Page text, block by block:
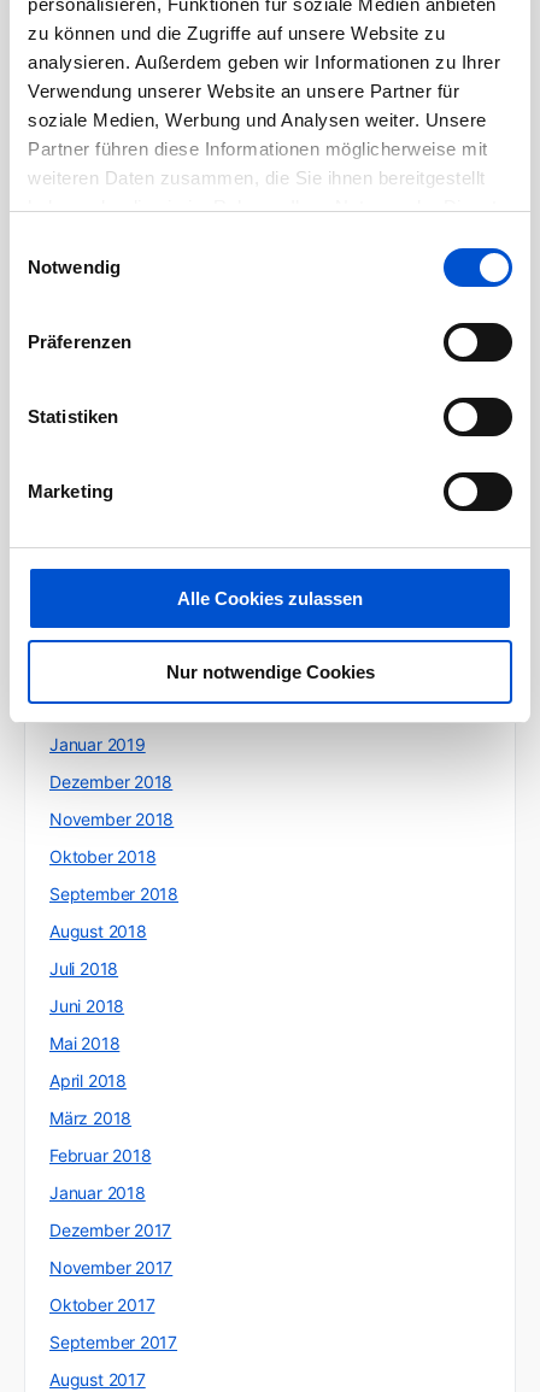
zu können und die Zugriffe auf unsere Website zu
analysieren. Außerdem geben wir Informationen zu Ihrer
Verwendung unserer Website an unsere Partner für
soziale Medien, Werbung und Analysen weiter. Unsere
Partner führen diese Informationen möglicherweise mit
weiteren Daten zusammen, die Sie ihnen bereitgestellt
haben oder die sie im Rahmen Ihrer Nutzung der Dienste
Notwendig
Präferenzen
Statistiken
Marketing
Alle Cookies zulassen
Nur notwendige Cookies
August 2020
Juli 2020
Juni 2020
Mai 2020
April 2020
Februar 2020
Dezember 2019
Oktober 2019
August 2019
April 2019
Februar 2019
Januar 2019
Dezember 2018
November 2018
Oktober 2018
September 2018
August 2018
Juli 2018
Juni 2018
Mai 2018
April 2018
März 2018
Februar 2018
Januar 2018
Dezember 2017
November 2017
Oktober 2017
September 2017
August 2017